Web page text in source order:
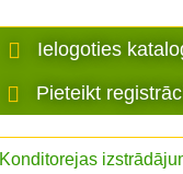
Ielogoties
Pieteikt
Konditorejas